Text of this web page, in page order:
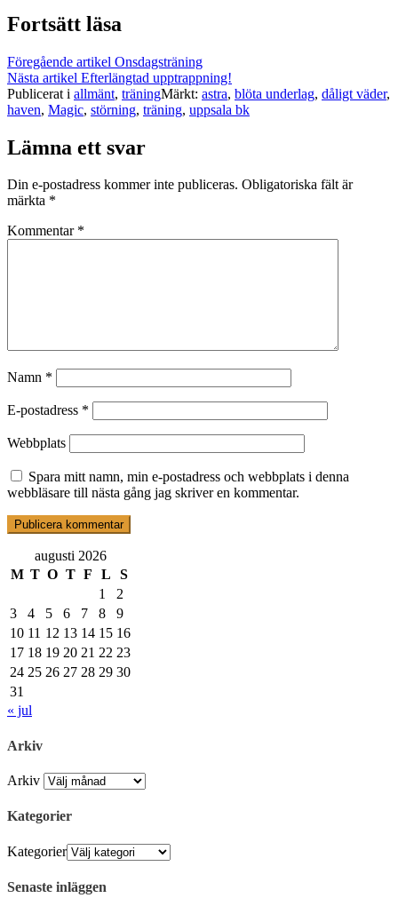
Fortsätt läsa
Föregående artikel Onsdagsträning
Nästa artikel Efterlängtad upptrappning!
Publicerat i allmänt, träningMärkt: astra, blöta underlag, dåligt väder,
haven, Magic, störning, träning, uppsala bk
Lämna ett svar
Din e-postadress kommer inte publiceras. Obligatoriska fält är
märkta *
Kommentar *
Namn *
E-postadress *
Webbplats
Spara mitt namn, min e-postadress och webbplats i denna
webbläsare till nästa gång jag skriver en kommentar.
augusti 2026
M T O T F L
S
1
2
3
4 5 6 7 8
9
10 11 12 13 14 15 16
17 18 19 20 21 22 23
24 25 26 27 28 29 30
31
« jul
Arkiv
Arkiv
Kategorier
Kategorier
Senaste inläggen